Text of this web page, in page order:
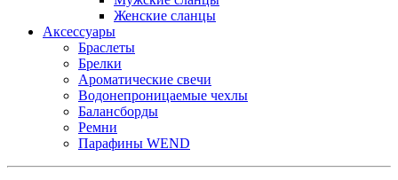
Женские сланцы
Аксессуары
Браслеты
Брелки
Ароматические свечи
Водонепроницаемые чехлы
Балансборды
Ремни
Парафины WEND